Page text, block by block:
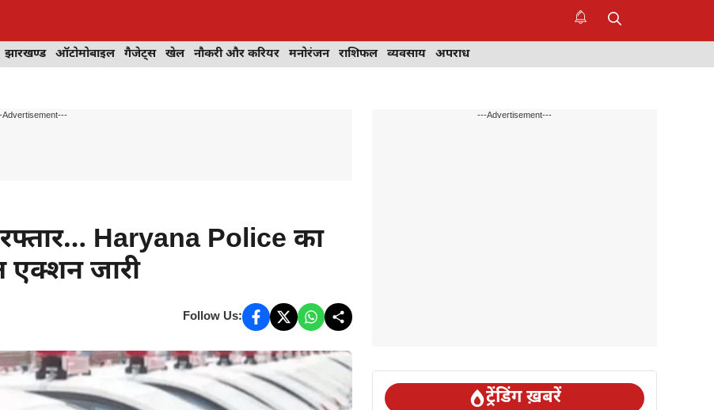
झारखण्ड ऑटोमोबाइल गैजेट्स खेल नौकरी और करियर मनोरंजन राशिफल व्यवसाय अपराध
Advertisement---
Haryana Police का
एक्शन जारी
Follow Us:
---Advertisement---
ट्रेंडिंग ख़बरें